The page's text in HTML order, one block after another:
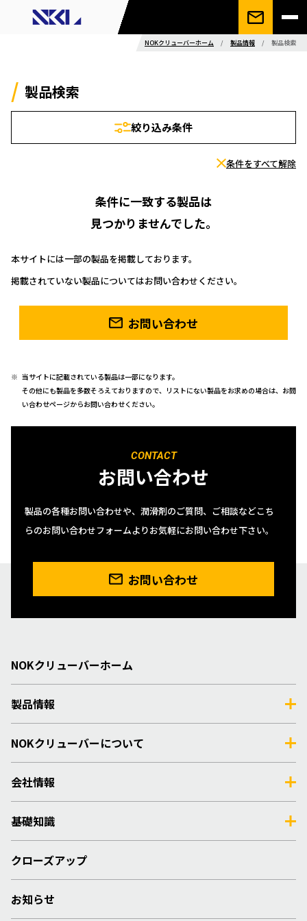
NOKクリューバーホーム / 製品情報 / 製品検索
製品検索
絞り込み条件
条件をすべて解除
条件に一致する製品は
見つかりませんでした。
本サイトには一部の製品を掲載しております。
掲載されていない製品についてはお問い合わせください。
お問い合わせ
当サイトに記載されている製品は一部になります。
その他にも製品を多数そろえておりますので、リストにない製品をお求めの場合は、お問
い合わせページからお問い合わせください。
CONTACT
お問い合わせ
製品の各種お問い合わせや、潤滑剤のご質問、ご相談などこち
らのお問い合わせフォームよりお気軽にお問い合わせ下さい。
お問い合わせ
NOKクリューバーホーム
製品情報
NOKクリューバーについて
会社情報
基礎知識
クローズアップ
お知らせ